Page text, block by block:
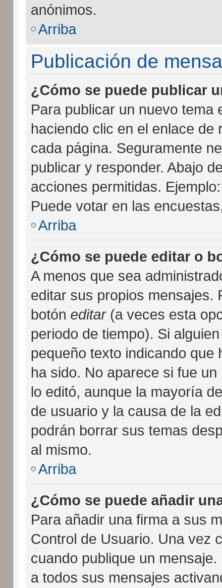
anónimos.
Arriba
Publicación de
¿Cómo se puede publicar
Para publicar un nuevo tema
haciendo clic en el enlace
cada página. Seguramente
publicar y responder. Abajo
acciones permitidas.
Puede votar en las
Arriba
¿Cómo se puede editar o
A menos que sea
editar sus propios mensajes.
botón editar(a veces esta
periodo de tiempo). Si
pequeño texto indicando
ha sido. No aparece si fue
lo editó, aunque la mayoría
de usuario y la causa de la
podrán borrar sus temas
al mismo.
Arriba
¿Cómo se puede añadir
Para añadir una firma a sus
Control de Usuario. Una vez
cuando publique un
a todos sus mensajes